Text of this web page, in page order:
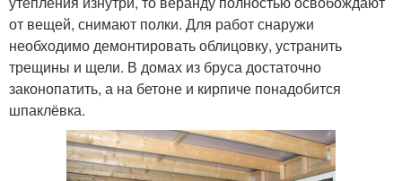
от вещей, снимают полки. Для работ снаружи
необходимо демонтировать облицовку, устранить
трещины и щели. В домах из бруса достаточно
законопатить, а на бетоне и кирпиче понадобится
шпаклёвка.